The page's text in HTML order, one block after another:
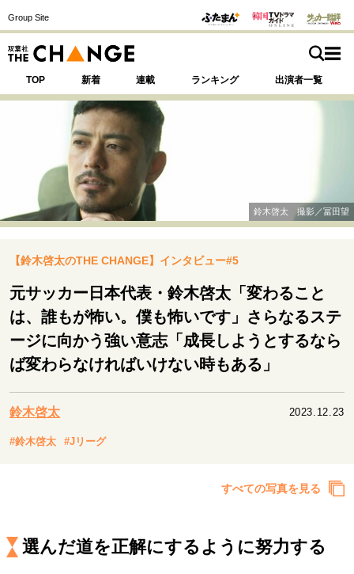
Group Site
TOP 新着 連載 ランキング 出演者一覧
SPECIAL 注目の記事テーマで探す
運命を変えた出会い 決断の裏側
表現者の葛藤
人生が動いた日 10代の挫折と原点
キャリア・働き方
大人の学び直し
鈴木啓太 撮影／冨田望
【鈴木啓太のTHE CHANGE】インタビュー#5
元サッカー日本代表・鈴木啓太「変わること
は、誰もが怖い。僕も怖いです」さらなるステ
ージに向かう強い意志「成長しようとするなら
ば変わらなければいけない時もある」
鈴木啓太 2023.12.23
#鈴木啓太 #Jリーグ
すべての写真を見る
選んだ道を正解にするように努力する